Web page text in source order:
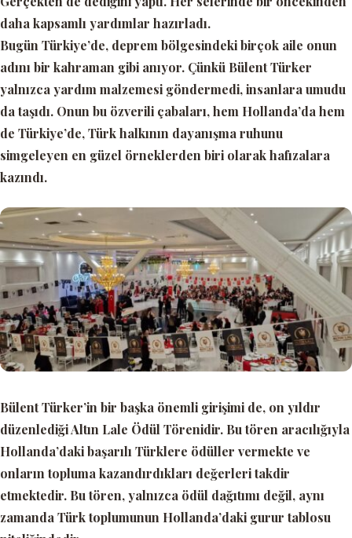
daha kapsamlı yardımlar hazırladı.
Bugün Türkiye’de, deprem bölgesindeki birçok aile onun
adını bir kahraman gibi anıyor. Çünkü Bülent Türker
yalnızca yardım malzemesi göndermedi, insanlara umudu
da taşıdı. Onun bu özverili çabaları, hem Hollanda’da hem
de Türkiye’de, Türk halkının dayanışma ruhunu
simgeleyen en güzel örneklerden biri olarak hafızalara
kazındı.
Bülent Türker’in bir başka önemli girişimi de, on yıldır
düzenlediğiAltın Lale Ödül Törenidir. Bu tören aracılığıyla
Hollanda’daki başarılı Türklere ödüller vermekte ve
onların topluma kazandırdıkları değerleri takdir
etmektedir. Bu tören, yalnızca ödül dağıtımı değil, aynı
zamanda Türk toplumunun Hollanda’daki gurur tablosu